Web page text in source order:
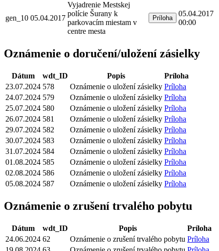
gen_10 05.04.2017
Vyjadrenie Mestskej
polície Šurany k
parkovacím miestam v
centre mesta
Príloha
05.04.2017
00:00
Oznámenie o doručení/uložení zásielky
Dátum wdt_ID Popis
Príloha
23.07.2024 578 Oznámenie o uložení zásielky Príloha
24.07.2024 579 Oznámenie o uložení zásielky Príloha
25.07.2024 580 Oznámenie o uložení zásielky Príloha
26.07.2024 581 Oznámenie o uložení zásielky Príloha
29.07.2024 582 Oznámenie o uložení zásielky Príloha
30.07.2024 583 Oznámenie o uložení zásielky Príloha
31.07.2024 584 Oznámenie o uložení zásielky Príloha
01.08.2024 585 Oznámenie o uložení zásielky Príloha
02.08.2024 586 Oznámenie o uložení zásielky Príloha
05.08.2024 587 Oznámenie o uložení zásielky Príloha
Oznámenie o zrušení trvalého pobytu
Dátum wdt_ID Popis
Príloha
24.06.2024 62 Oznámenie o zrušení trvalého pobytu Príloha